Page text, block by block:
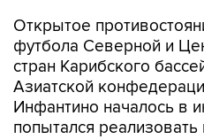
Открытое
футбола Северной и
стран Карибского
Азиатской
Инфантино началось в
попытался реализовать